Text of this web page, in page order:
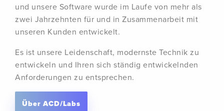
und unsere Software wurde im Laufe von mehr als
zwei Jahrzehnten für und in Zusammenarbeit mit
unseren Kunden entwickelt.
Es ist unsere Leidenschaft, modernste Technik zu
entwickeln und Ihren sich ständig entwickelnden
Anforderungen zu entsprechen.
Über ACD/Labs